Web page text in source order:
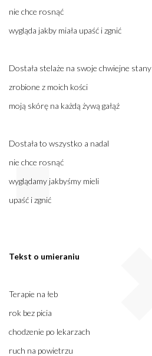
nie chce rosnąć
wygląda jakby miała upaść i zgnić
Dostała stelaże na swoje chwiejne stany
zrobione z moich kości
moją skórę na każdą żywą gałąź
Dostała to wszystko a nadal
nie chce rosnąć
wyglądamy jakbyśmy mieli
upaść i zgnić
Tekst o umieraniu
Terapie na łeb
rok bez picia
chodzenie po lekarzach
ruch na powietrzu